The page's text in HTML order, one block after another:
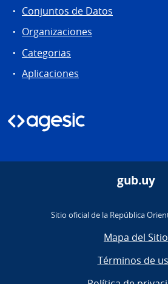
Conjuntos de Datos
Organizaciones
Categorias
Aplicaciones
gub.uy
Sitio oficial de la República
Mapa del Sitio
Términos de